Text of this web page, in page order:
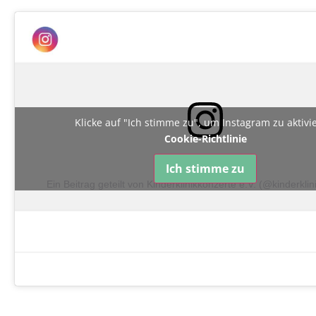
Ein Beitrag geteilt von Kinderklinikkonzerte e.V.
Klicke auf "Ich stimme zu", um Instagram zu
Cookie-Richtlinie
Ich stimme zu